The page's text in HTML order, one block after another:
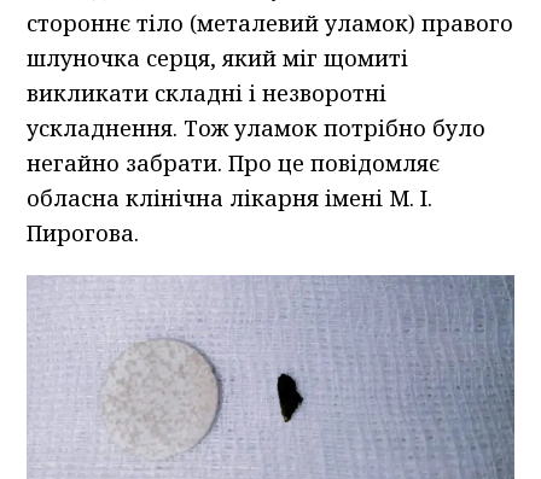
стороннє тіло (металевий уламок) правого
шлуночка серця, який міг щомиті
викликати складні і незворотні
ускладнення. Тож уламок потрібно було
негайно забрати. Про це повідомляє
обласна клінічна лікарня імені М. І.
Пирогова.